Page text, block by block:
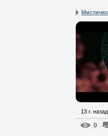
13 г. назад
0